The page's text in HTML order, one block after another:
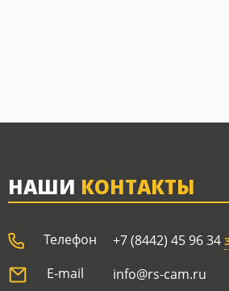
НАШИ КОНТАКТЫ
Телефон +7 (8442) 45 96 34
E-mail
info@rs-cam.ru